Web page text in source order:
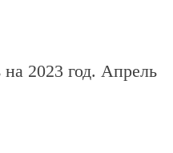
2023 год. Апрель